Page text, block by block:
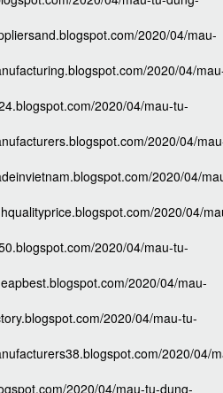
2020/04/mau-
2020/04/
2020/04/mau-tu-
2020/04/
2020/04/
2020/04/
2020/04/mau-tu-
2020/04/mau-
2020/04/mau-tu-
2020/04/
2020/04/mau-tu-dung-